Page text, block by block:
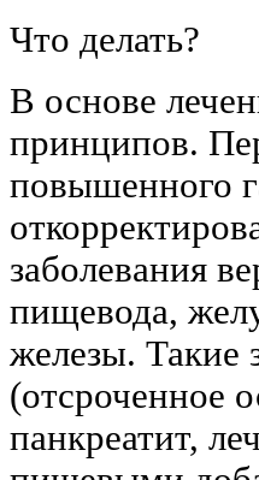
Что делать?
В основе
принципов.
повышенного
заболевания
пищевода,
железы. Такие
(отсроченное
панкреатит,